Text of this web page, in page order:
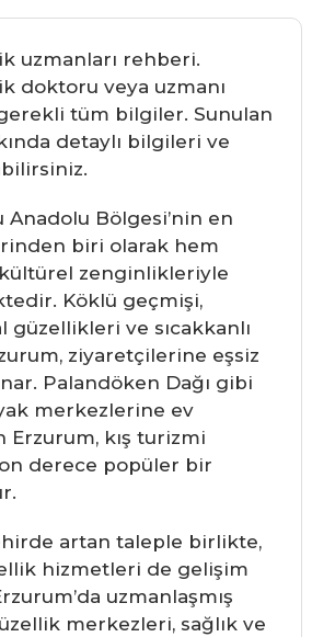
uzmanları rehberi.
doktoru veya uzmanı
tüm bilgiler. Sunulan
detaylı bilgileri ve
Anadolu Bölgesi’nin en
biri olarak hem
zenginlikleriyle
Köklü geçmişi,
ve sıcakkanlı
ziyaretçilerine eşsiz
Palandöken Dağı gibi
merkezlerine ev
Erzurum, kış turizmi
derece popüler bir
artan taleple birlikte,
hizmetleri de gelişim
uzmanlaşmış
merkezleri, sağlık ve